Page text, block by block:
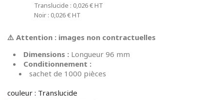
Translucide : 0,026 € HT
Noir : 0,026 € HT
⚠️ Attention : images non contractuelles
Dimensions : Longueur 96 mm
Conditionnement :
sachet de 1000 pièces
couleur : Translucide